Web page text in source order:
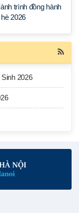
trình đồng hành
2026
2026